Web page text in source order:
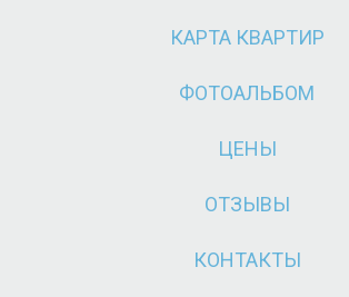
КАРТА КВАРТИР
ФОТОАЛЬБОМ
ЦЕНЫ
ОТЗЫВЫ
КОНТАКТЫ